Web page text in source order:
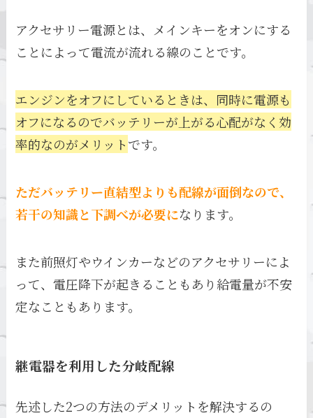
アクセサリー電源とは、メインキーをオンにする
ことによって電流が流れる線のことです。
エンジンをオフにしているときは、同時に電源も
オフになるのでバッテリーが上がる心配がなく効
率的なのがメリットです。
ただバッテリー直結型よりも配線が面倒なので、
若干の知識と下調べが必要になります。
また前照灯やウインカーなどのアクセサリーによ
って、電圧降下が起きることもあり給電量が不安
定なこともあります。
継電器を利用した分岐配線
先述した2つの方法のデメリットを解決するの